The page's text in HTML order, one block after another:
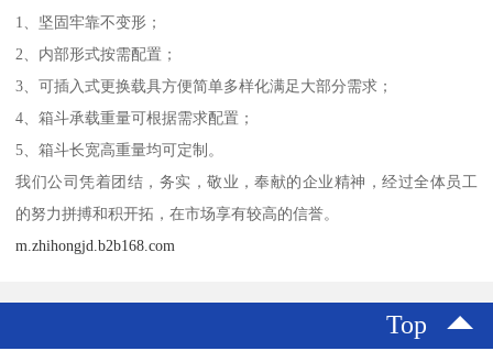
1、坚固牢靠不变形；
2、内部形式按需配置；
3、可插入式更换载具方便简单多样化满足大部分需求；
4、箱斗承载重量可根据需求配置；
5、箱斗长宽高重量均可定制。
我们公司凭着团结，务实，敬业，奉献的企业精神，经过全体员工
的努力拼搏和积开拓，在市场享有较高的信誉。
m.zhihongjd.b2b168.com
Top